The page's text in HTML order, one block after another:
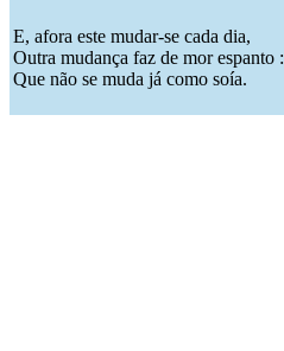
E, afora este mudar-se cada dia,
Outra mudança faz de mor espanto :
Que não se muda já como soía.